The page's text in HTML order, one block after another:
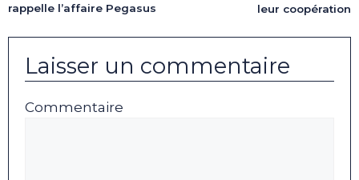
rappelle l’affaire Pegasus
leur coopération
Laisser un commentaire
Commentaire